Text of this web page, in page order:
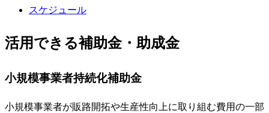
スケジュール
活用できる補助金・助成金
小規模事業者持続化補助金
小規模事業者が販路開拓や生産性向上に取り組む費用の一部